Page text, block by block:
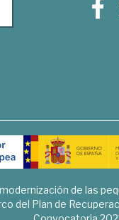
de las
del Plan de